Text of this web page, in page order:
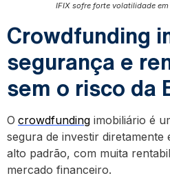
IFIX sofre forte volatilidade
Crowdfunding
segurança e
sem o risco da
O crowdfunding imobiliário é
segura de investir diretamente
alto padrão, com muita
mercado financeiro.